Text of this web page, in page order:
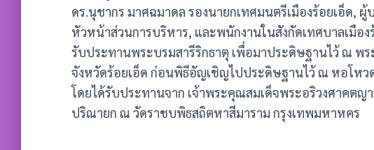
ดร.นุชากร มาศฉมาดล รองนายกเทศมนตรีเมืองร้อยเอ็ด,
หัวหน้าส่วนการบริหาร, และพนักงานในสังกัดเทศบาลเมือง
รับประทานพระบรมสารีริกธาตุ เพื่อมาประดิษฐานไว้ ณ พร
จังหวัดร้อยเอ็ด ก่อนพิธีอัญเชิญไปประดิษฐานไว้ ณ หอโหว
โดยได้รับประทานจาก เจ้าพระคุณสมเด็จพระอริวงศาคตญ
ปริณายก ณ วัดราชบพิธสถิตหาสีมาราม กรุงเทพมหาหคร